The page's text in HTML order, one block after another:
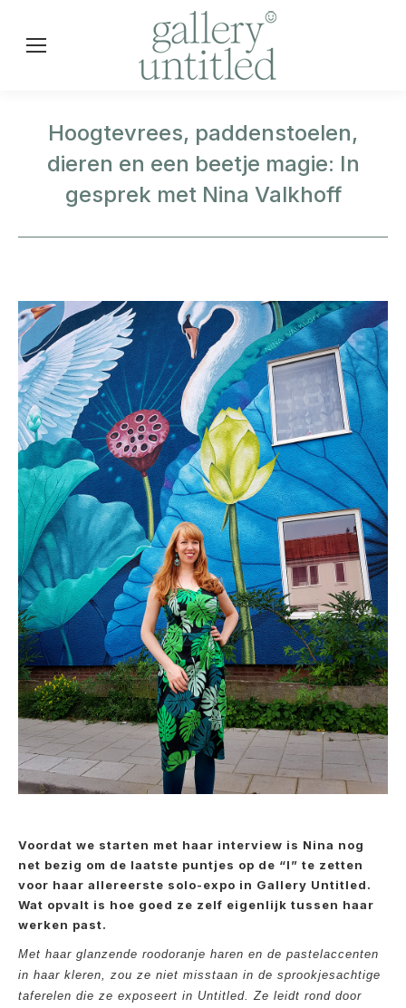
Hoogtevrees, paddenstoelen,
dieren en een beetje magie: In
gesprek met Nina Valkhoff
Voordat we starten met haar interview is Nina nog
net bezig om de laatste puntjes op de “I” te zetten
voor haar allereerste solo-expo in Gallery Untitled.
Wat opvalt is hoe goed ze zelf eigenlijk tussen haar
werken past.
Met haar glanzende roodoranje haren en de pastelaccenten
in haar kleren, zou ze niet misstaan in de sprookjesachtige
taferelen die ze exposeert in Untitled. Ze leidt rond door